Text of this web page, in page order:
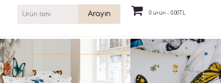
Arayın 0 ürün - 0.00TL